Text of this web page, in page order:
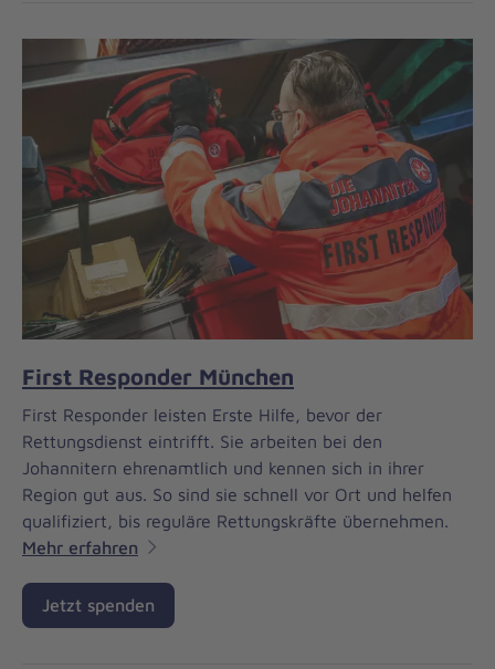
First Responder München
First Responder leisten Erste Hilfe, bevor der
Rettungsdienst eintrifft. Sie arbeiten bei den
Johannitern ehrenamtlich und kennen sich in ihrer
Region gut aus. So sind sie schnell vor Ort und helfen
qualifiziert, bis reguläre Rettungskräfte übernehmen.
Mehr erfahren
Jetzt spenden